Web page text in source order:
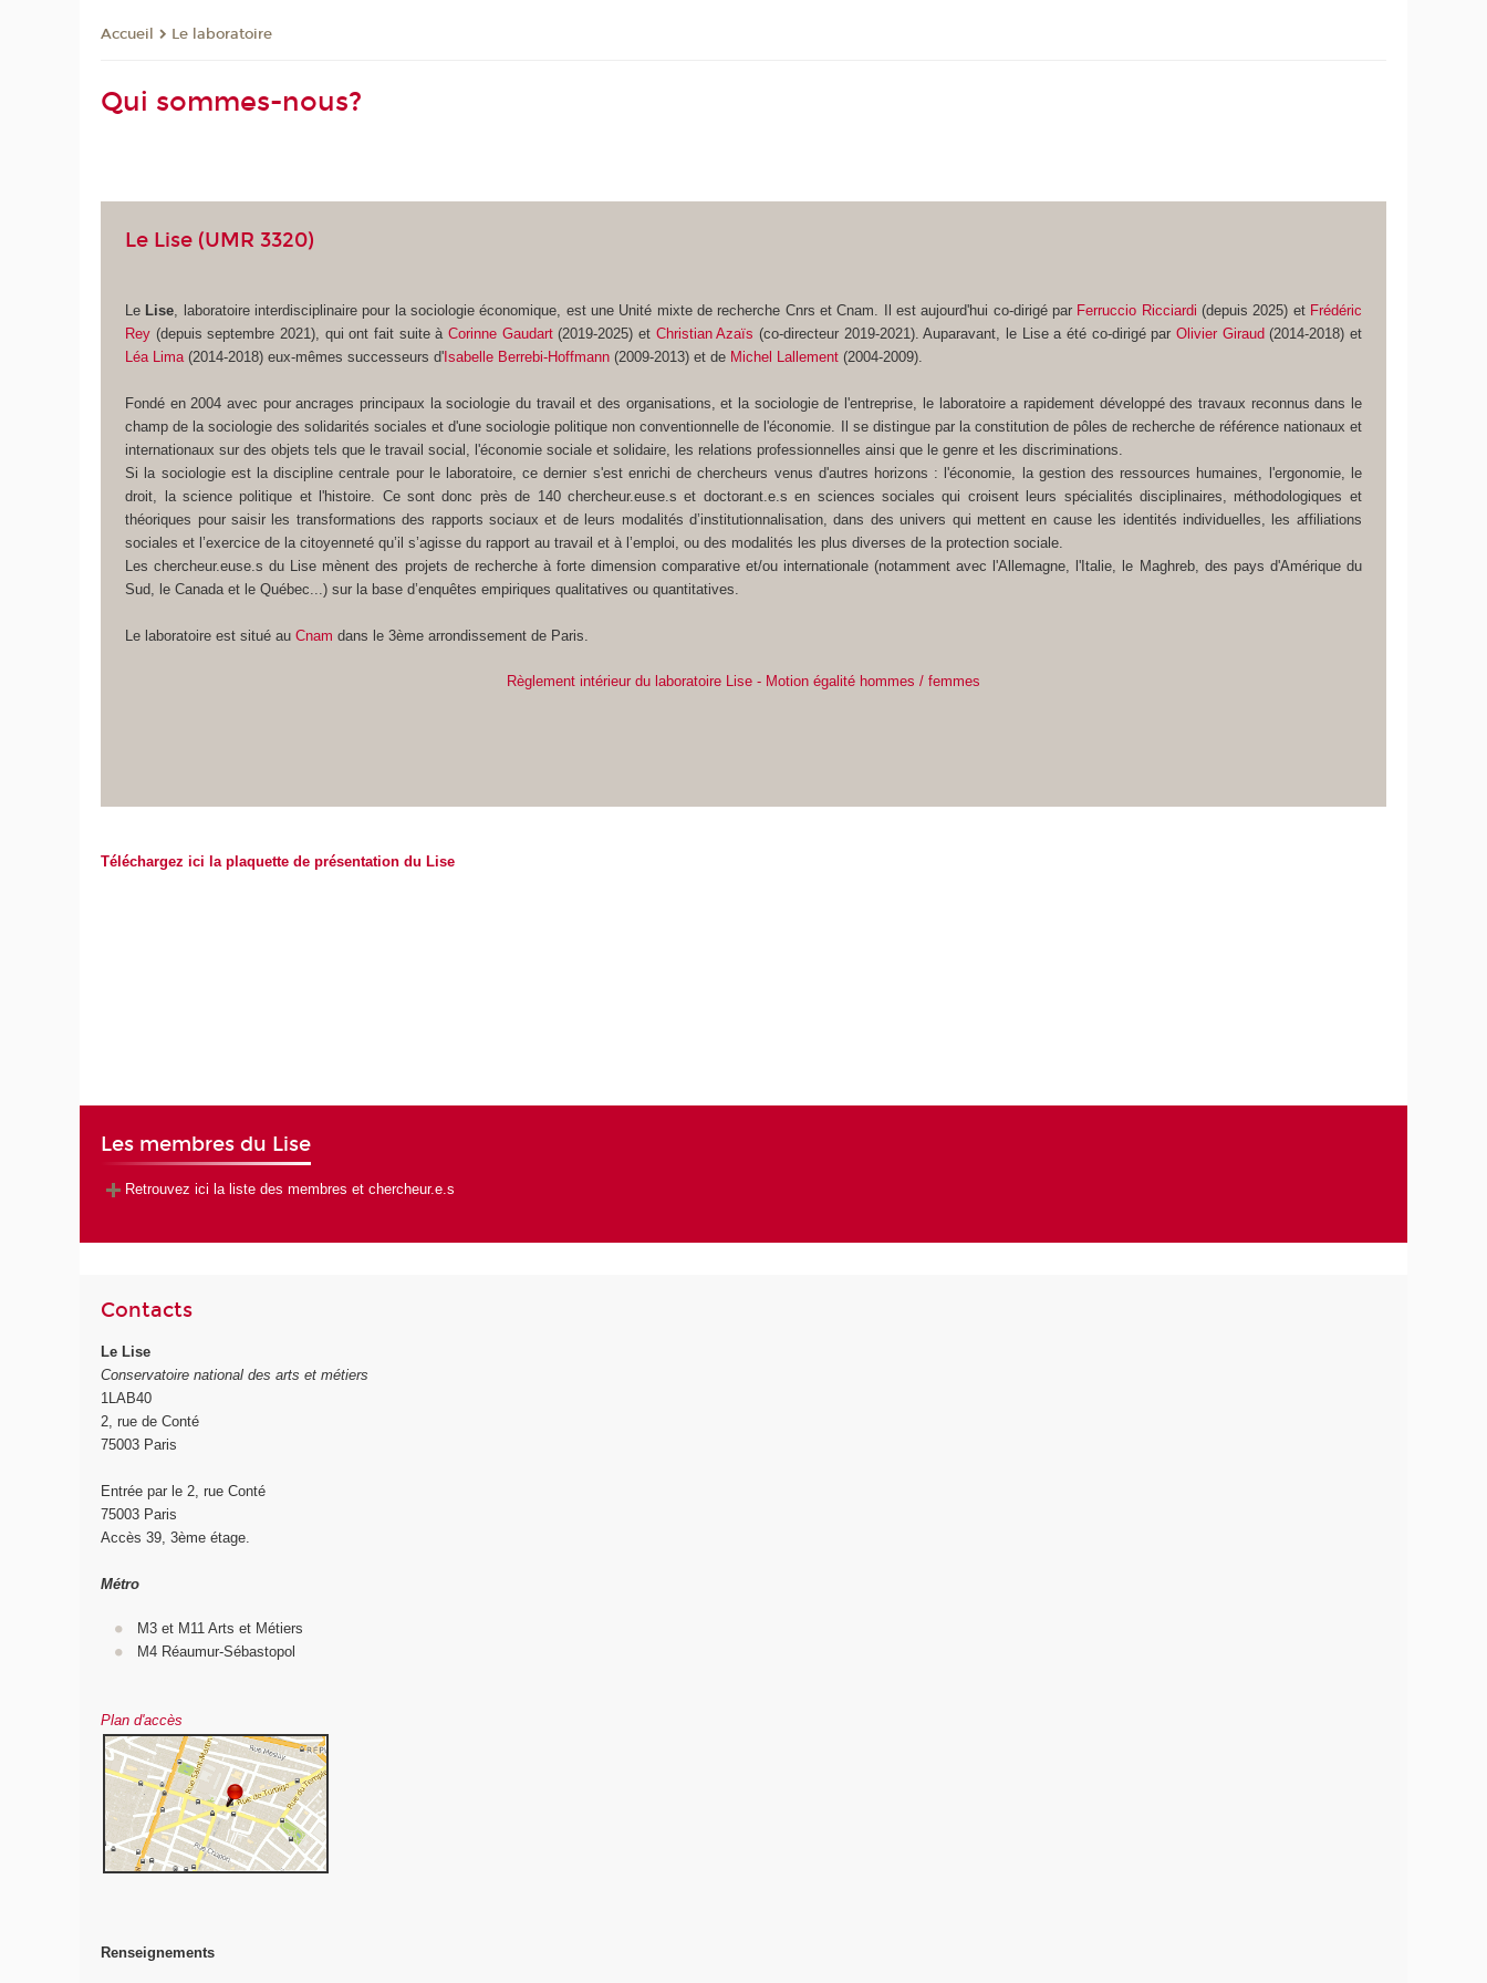
Accueil Le laboratoire
Qui sommes-nous?
Le Lise (UMR 3320)
Le Lise, laboratoire interdisciplinaire pour la sociologie économique, est une Unité mixte de recherche Cnrs et Cnam. Il est aujourd'hui co-dirigé par Ferruccio Ricciardi (depuis 2025) et Frédéric
Rey (depuis septembre 2021), qui ont fait suite àCorinne Gaudart(2019-2025) et Christian Azaïs (co-directeur 2019-2021). Auparavant, le Lise a été co-dirigé par Olivier Giraud (2014-2018) et
Léa Lima(2014-2018) eux-mêmes successeurs d' Isabelle Berrebi-Hoffmann (2009-2013) et de Michel Lallement (2004-2009).
Fondé en 2004 avec pour ancrages principaux la sociologie du travail et des organisations, et la sociologie de l'entreprise, le laboratoire a rapidement développé des travaux reconnus dans le
champ de la sociologie des solidarités sociales et d'une sociologie politique non conventionnelle de l'économie. Il se distingue par la constitution de pôles de recherche de référence nationaux et
internationaux sur des objets tels que le travail social, l'économie sociale et solidaire, les relations professionnelles ainsi que le genre et les discriminations.
Si la sociologie est la discipline centrale pour le laboratoire, ce dernier s'est enrichi de chercheurs venus d'autres horizons : l'économie, la gestion des ressources humaines, l'ergonomie, le
droit, la science politique et l'histoire. Ce sont donc près de 140 chercheur.euse.s et doctorant.e.s en sciences sociales qui croisent leurs spécialités disciplinaires, méthodologiques et
théoriques pour saisir les transformations des rapports sociaux et de leurs modalités d’institutionnalisation, dans des univers qui mettent en cause les identités individuelles, les affiliations
sociales et l’exercice de la citoyenneté qu’il s’agisse du rapport au travail et à l’emploi, ou des modalités les plus diverses de la protection sociale.
Les chercheur.euse.s du Lise mènent des projets de recherche à forte dimension comparative et/ou internationale (notamment avec l'Allemagne, l'Italie, le Maghreb, des pays d'Amérique du
Sud, le Canada et le Québec...) sur la base d’enquêtes empiriques qualitatives ou quantitatives.
Le laboratoire est situé auCnam dans le 3ème arrondissement de Paris.
Règlement intérieur du laboratoire Lise - Motion égalité hommes / femmes
Téléchargez ici la plaquette de présentation du Lise
Les membres du Lise
Retrouvez ici la liste des membres et chercheur.e.s
Contacts
Le Lise
Conservatoire national des arts et métiers
1LAB40
2, rue de Conté
75003 Paris
Entrée par le 2, rue Conté
75003 Paris
Accès 39, 3ème étage.
Métro
M3 et M11 Arts et Métiers
M4 Réaumur-Sébastopol
Plan d'accès
Renseignements